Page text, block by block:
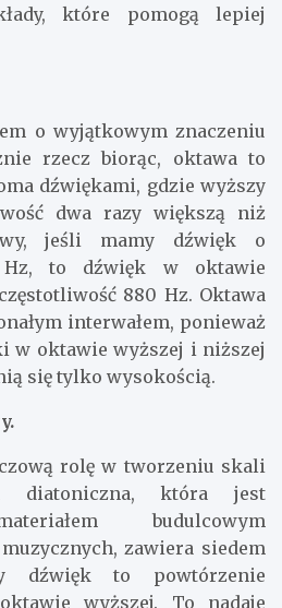
które pomogą lepiej
o wyjątkowym znaczeniu
rzecz biorąc, oktawa to
dźwiękami, gdzie wyższy
dwa razy większą niż
jeśli mamy dźwięk o
Hz, to dźwięk w oktawie
880 Hz. Oktawa
interwałem, ponieważ
w oktawie wyższej i niższej
się tylko wysokością.
rolę w tworzeniu skali
diatoniczna, która jest
budulcowym
zawiera siedem
dźwięk to powtórzenie
wyższej. To nadaje